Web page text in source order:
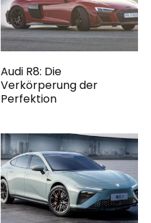
Audi R8: Die
Verkörperung der
Perfektion